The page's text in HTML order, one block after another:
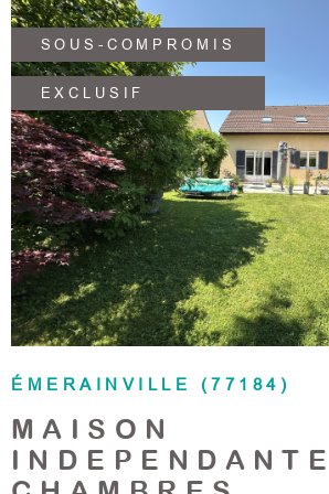
informations, sur les risques auxquels ce
sont disponibles sur le site Géorisques.
ÉMERAINVILLE (77184)
MAISON
SOUS-COMPROMIS
EXCLUSIF
VOIR LE BIEN